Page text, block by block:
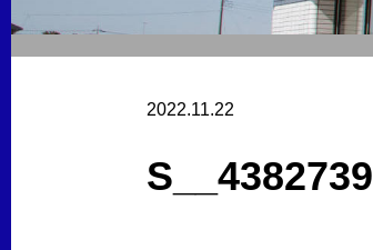
2022.11.22
S__4382739